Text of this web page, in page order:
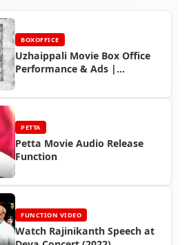
BOXOFFICE
Uzhaippali Movie Box Office
Performance & Ads |
PETTA
Petta Movie Audio Release
Function
FUNCTION VIDEO
Watch Rajinikanth Speech at